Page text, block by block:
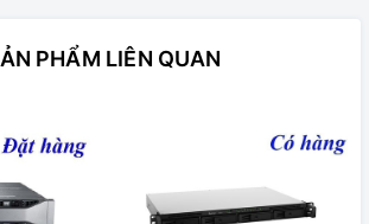
PHẨM LIÊN QUAN